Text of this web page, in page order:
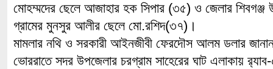
মোহম্মদের ছেলে আজাহার হক সিপার (৩৫) ও জেলার শিবগঞ্জ
গ্রামের মুনসুর আলীর ছেলে মো.রশিদ(৩৭)।
মামলার নথি ও সরকারী আইনজীবী ফেরদৌস আলম ডলার
ভোররাতে সদর উপজেলার চরগ্রাম সাহেরের ঘাট এলাকায়